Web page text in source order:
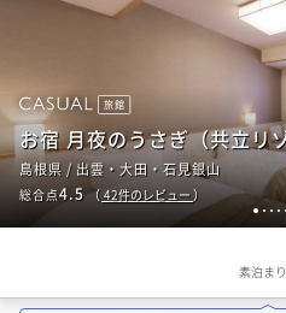
1 2 3 4
旅館
お宿 月夜のうさぎ（共立リ
島根県 / 出雲・大田・石見銀山
総合点4.5 （ 42件のレビュー）
素泊まり